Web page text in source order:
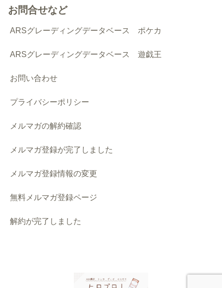
お問合せなど
ARSグレーディングデータベース ポケカ
ARSグレーディングデータベース 遊戯王
お問い合わせ
プライバシーポリシー
メルマガの解約確認
メルマガ登録が完了しました
メルマガ登録情報の変更
無料メルマガ登録ページ
解約が完了しました